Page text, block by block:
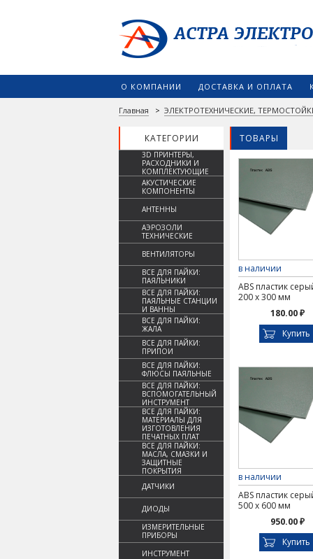
О КОМПАНИИ ДОСТАВКА И ОПЛАТА
Главная > ЭЛЕКТРОТЕХНИЧЕСКИЕ,
КАТЕГОРИИ ТОВАРЫ
3D ПРИНТЕРЫ,
РАСХОДНИКИ И
КОМПЛЕКТУЮЩИЕ
АКУСТИЧЕСКИЕ
КОМПОНЕНТЫ
АНТЕННЫ
АЭРОЗОЛИ
ТЕХНИЧЕСКИЕ
ВЕНТИЛЯТОРЫ
ВСЕ ДЛЯ ПАЙКИ:
ПАЯЛЬНИКИ
ВСЕ ДЛЯ ПАЙКИ:
ПАЯЛЬНЫЕ СТАНЦИИ
И ВАННЫ
ВСЕ ДЛЯ ПАЙКИ:
ЖАЛА
ВСЕ ДЛЯ ПАЙКИ:
ПРИПОИ
ВСЕ ДЛЯ ПАЙКИ:
ФЛЮСЫ ПАЯЛЬНЫЕ
ВСЕ ДЛЯ ПАЙКИ:
ВСПОМОГАТЕЛЬНЫЙ
ИНСТРУМЕНТ
ВСЕ ДЛЯ ПАЙКИ:
МАТЕРИАЛЫ ДЛЯ
ИЗГОТОВЛЕНИЯ
ПЕЧАТНЫХ ПЛАТ
ВСЕ ДЛЯ ПАЙКИ:
МАСЛА, СМАЗКИ И
ЗАЩИТНЫЕ
ПОКРЫТИЯ
ДАТЧИКИ
ДИОДЫ
ИЗМЕРИТЕЛЬНЫЕ
ПРИБОРЫ
ИНСТРУМЕНТ
в наличии
ABS пластик
200 х 300 мм
180.00 ₽
Купить
в наличии
ABS пластик
500 х 600 мм
950.00 ₽
Купить